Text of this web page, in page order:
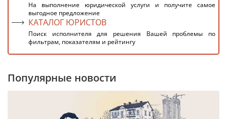
На выполнение юридической услуги и получите самое
выгодное предложение
КАТАЛОГ ЮРИСТОВ
Поиск исполнителя для решения Вашей проблемы по
фильтрам, показателям и рейтингу
Популярные новости